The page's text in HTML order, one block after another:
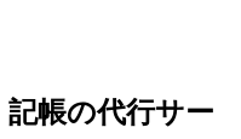
帳の代行サー